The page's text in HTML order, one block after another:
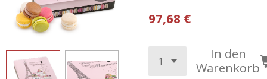
97,68 €
In den
Warenkorb